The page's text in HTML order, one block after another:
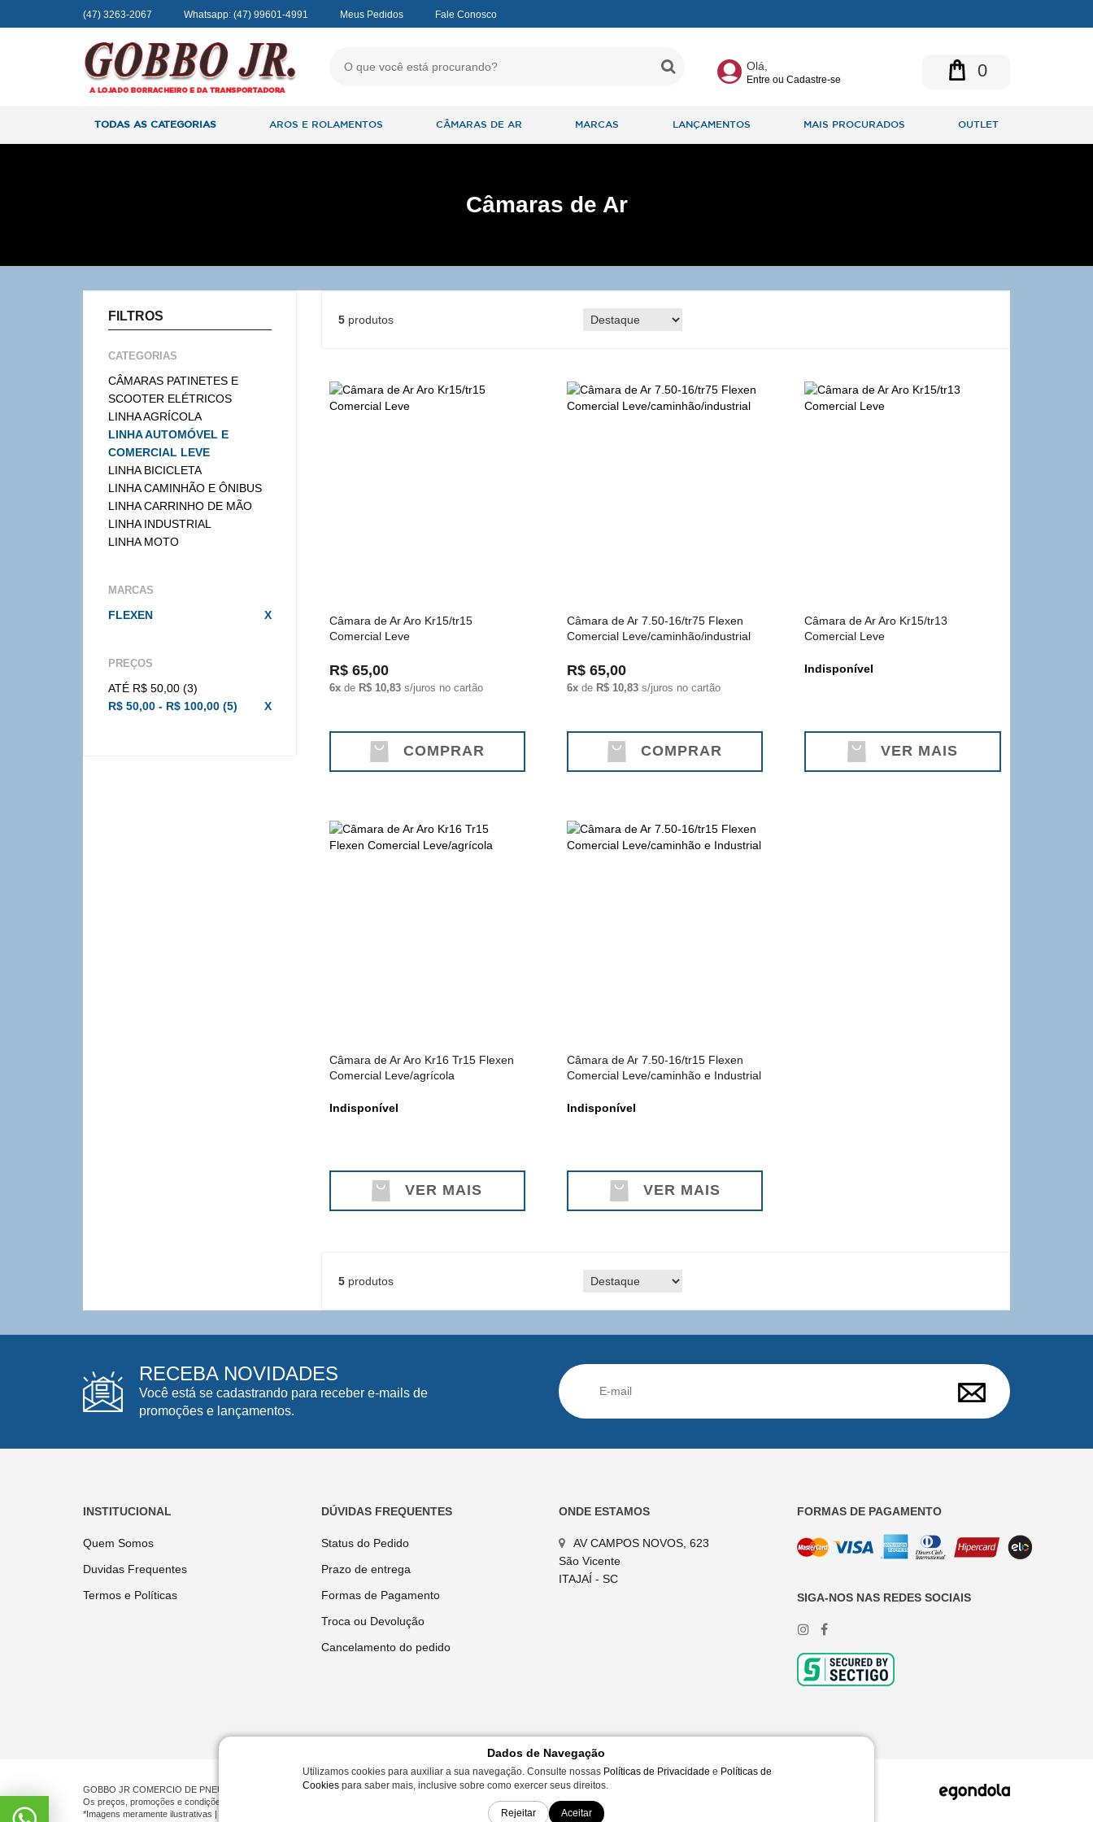
(47) 3263-2067 Whatsapp: (47) 99601-4991 Meus Pedidos Fale Conosco
Olá,
Entre ou Cadastre-se 0
TODAS AS CATEGORIAS AROS E ROLAMENTOS CÂMARAS DE AR MARCAS LANÇAMENTOS MAIS PROCURADOS OUTLET
Câmaras de Ar
FILTROS
CATEGORIAS
CÂMARAS PATINETES E
SCOOTER ELÉTRICOS
LINHA AGRÍCOLA
LINHA AUTOMÓVEL E
COMERCIAL LEVE
LINHA BICICLETA
LINHA CAMINHÃO E ÔNIBUS
LINHA CARRINHO DE MÃO
LINHA INDUSTRIAL
LINHA MOTO
MARCAS
FLEXEN X
PREÇOS
ATÉ R$ 50,00 (3)
R$ 50,00 - R$ 100,00 (5)
X
5produtos
Câmara de Ar Aro Kr15/tr15
Comercial Leve
R$ 65,00
6xde R$ 10,83s/juros no cartão
COMPRAR
Câmara de Ar 7.50-16/tr75 Flexen
Comercial Leve/caminhão/industrial
R$ 65,00
6xde R$ 10,83s/juros no cartão
COMPRAR
Câmara de Ar Aro Kr15/tr13
Comercial Leve
Indisponível
VER MAIS
Câmara de Ar Aro Kr16 Tr15 Flexen
Comercial Leve/agrícola
Indisponível
VER MAIS
Câmara de Ar 7.50-16/tr15 Flexen
Comercial Leve/caminhão e Industrial
Indisponível
VER MAIS
5produtos
RECEBA NOVIDADES
Você está se cadastrando para receber e-mails de
promoções e lançamentos.
INSTITUCIONAL
Quem Somos
Duvidas Frequentes
Termos e Políticas
DÚVIDAS FREQUENTES
Status do Pedido
Prazo de entrega
Formas de Pagamento
Troca ou Devolução
Cancelamento do pedido
ONDE ESTAMOS
AV CAMPOS NOVOS, 623
São Vicente
ITAJAÍ - SC
FORMAS DE PAGAMENTO
SIGA-NOS NAS REDES SOCIAIS
GOBBO JR COMERCIO DE PNEUMATICOS LTDA | CNPJ 00.201.519/0001-38 | AV CAMPOS NOVOS, 623 - ITAJAÍ, SC
Os preços, promoções e condições de pagamento são válidos exclusivamente para compras efetuadas em nossa loja virtual.
*Imagens meramente ilustrativas | © Todos os direitos reservados.
Dados de Navegação
Utilizamos cookies para auxiliar a sua navegação. Consulte nossas Políticas de Privacidade e Políticas de
Cookiespara saber mais, inclusive sobre como exercer seus direitos.
Rejeitar Aceitar